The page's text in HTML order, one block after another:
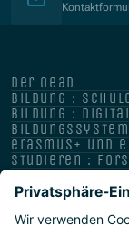
der oead
bildung :
bildung : digital
erasmus+ und
studieren :
hochschule :